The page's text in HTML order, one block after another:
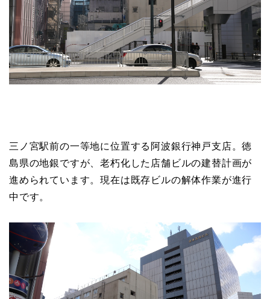
三ノ宮駅前の一等地に位置する阿波銀行神戸支店。徳
島県の地銀ですが、老朽化した店舗ビルの建替計画が
進められています。現在は既存ビルの解体作業が進行
中です。